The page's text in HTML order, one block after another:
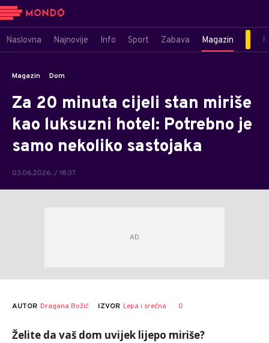
Naslovna Najnovije Info Sport Zabava Magazin
Magazin Dom
Za 20 minuta cijeli stan miriše
kao luksuzni hotel: Potrebno je
samo nekoliko sastojaka
03.06.2026. / 18:37
AUTOR Dragana Božić IZVOR Lepa i srećna 0
Želite da vaš dom uvijek lijepo miriše?